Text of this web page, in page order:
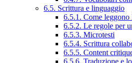
6.5. Scrittura e linguaggio
6.5.1. Come leggono
6.5.2. Le regole per
6.5.3. Microtesti
6.5.4. Scrittura
6.5.5. Content
6.5.6. Traduzione e